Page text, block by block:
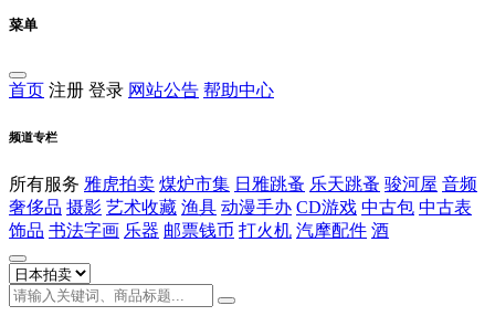
菜单
首页 注册 登录 网站公告 帮助中心
频道专栏
所有服务 雅虎拍卖 煤炉市集 日雅跳蚤 乐天跳蚤 骏河屋 音频
奢侈品 摄影 艺术收藏 渔具 动漫手办 CD游戏 中古包 中古表
饰品 书法字画 乐器 邮票钱币 打火机 汽摩配件 酒